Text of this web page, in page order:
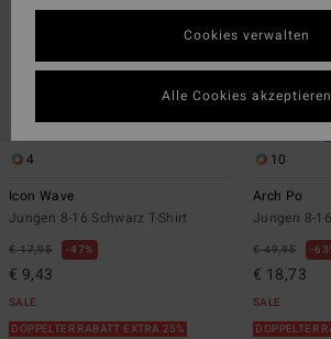
4
Icon Wave
Jungen 8-16 Schwarz T-Shirt
€ 17,95 47%
€ 9,43
SALE
DOPPELTER RABATT EXTRA 25%
10
Arch Po
Jungen 8-
€ 49,95
€ 18,73
SALE
DOPPELTER
Cookies verwalten
Alle Cookies akzeptieren